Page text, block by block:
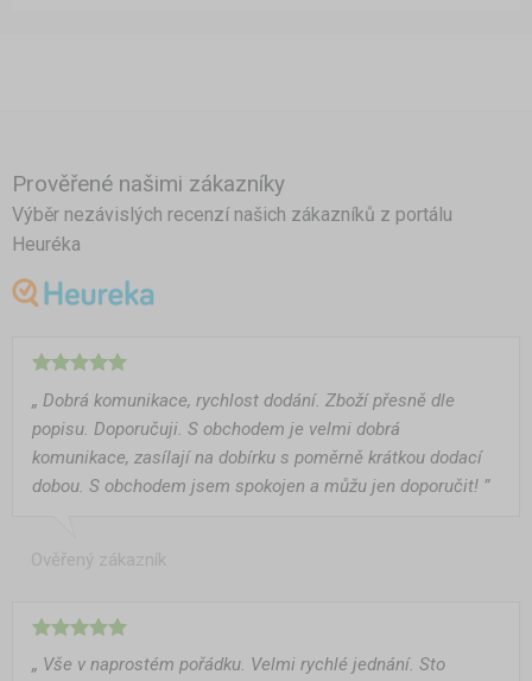
Prověřené našimi zákazníky
Výběr nezávislých recenzí našich zákazníků z portálu
Heuréka
„ Dobrá komunikace, rychlost dodání. Zboží přesně dle
popisu. Doporučuji. S obchodem je velmi dobrá
komunikace, zasílají na dobírku s poměrně krátkou dodací
dobou. S obchodem jsem spokojen a můžu jen doporučit! ”
Ověřený zákazník
„ Vše v naprostém pořádku. Velmi rychlé jednání. Sto